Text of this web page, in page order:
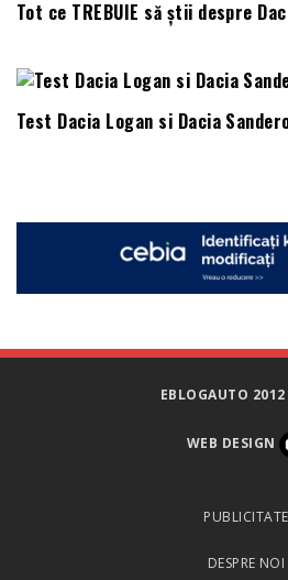
Tot ce TREBUIE să știi despre
Test Dacia Logan si Dacia
EBLOGAUTO
WEB DESIGN
PUBLICITATE
DESPRE NOI